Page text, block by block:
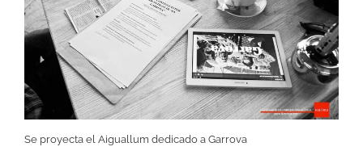
Se proyecta el Aiguallum dedicado a Garrova